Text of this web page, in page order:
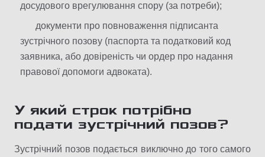
досудового врегулювання спору (за потреби);
документи про повноваження підписанта
зустрічного позову (паспорта та податковий код
заявника, або довіреність чи ордер про надання
правової допомоги адвоката).
У який строк потрібно
подати зустрічний позов?
Зустрічний позов подається виключно до того самого